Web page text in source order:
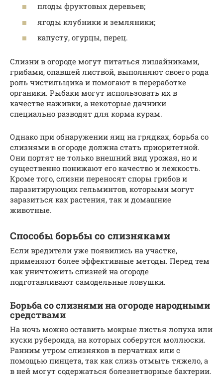
плоды фруктовых деревьев;
ягоды клубники и земляники;
капусту, огурцы, перец.
Слизни в огороде могут питаться лишайниками,
грибами, опавшей листвой, выполняют своего рода
роль чистильщика и помогают в переработке
органики. Рыбаки могут использовать их в
качестве наживки, а некоторые дачники
специально разводят для корма курам.
Однако при обнаружении яиц на грядках, борьба со
слизнями в огороде должна стать приоритетной.
Они портят не только внешний вид урожая, но и
существенно понижают его качество и лежкость.
Кроме того, слизни переносят споры грибов и
паразитирующих гельминтов, которыми могут
заразиться как растения, так и домашние
животные.
Способы борьбы со слизняками
Если вредители уже появились на участке,
применяют более эффективные методы. Перед тем
как уничтожить слизней на огороде
подготавливают самодельные ловушки.
Борьба со слизнями на огороде народными
средствами
На ночь можно оставить мокрые листья лопуха или
куски рубероида, на которых соберутся моллюски.
Ранним утром слизняков в перчатках или с
помощью пинцета, так как слизь отмыть тяжело, а
в ней могут содержаться болезнетворные бактерии.